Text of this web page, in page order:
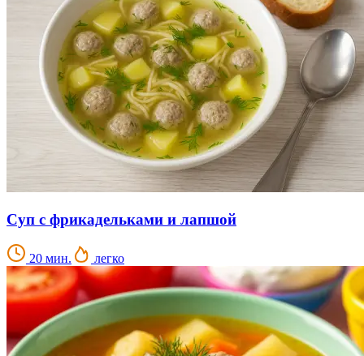
Суп с фрикадельками и лапшой
20 мин. легко